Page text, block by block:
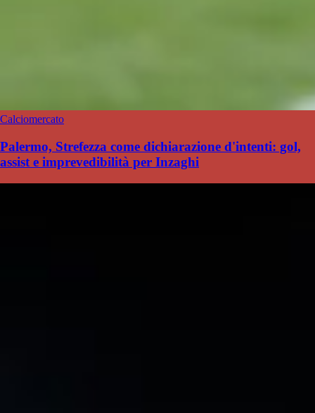
Calciomercato
Palermo, Strefezza come dichiarazione d'intenti: gol,
assist e imprevedibilità per Inzaghi